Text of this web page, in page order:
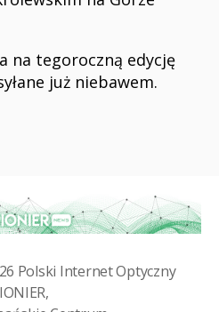
na tegoroczną edycję
już niebawem.
Polski Internet Optyczny
,